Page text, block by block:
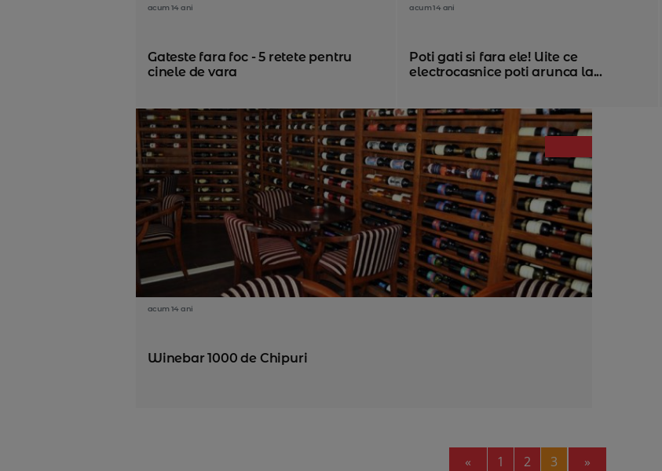
acum 14 ani
Gateste fara foc - 5 retete pentru
cinele de vara
acum 14 ani
Poti gati si fara ele! Uite ce
electrocasnice poti arunca la...
acum 14 ani
Winebar 1000 de Chipuri
« Previous
1 2 3 »